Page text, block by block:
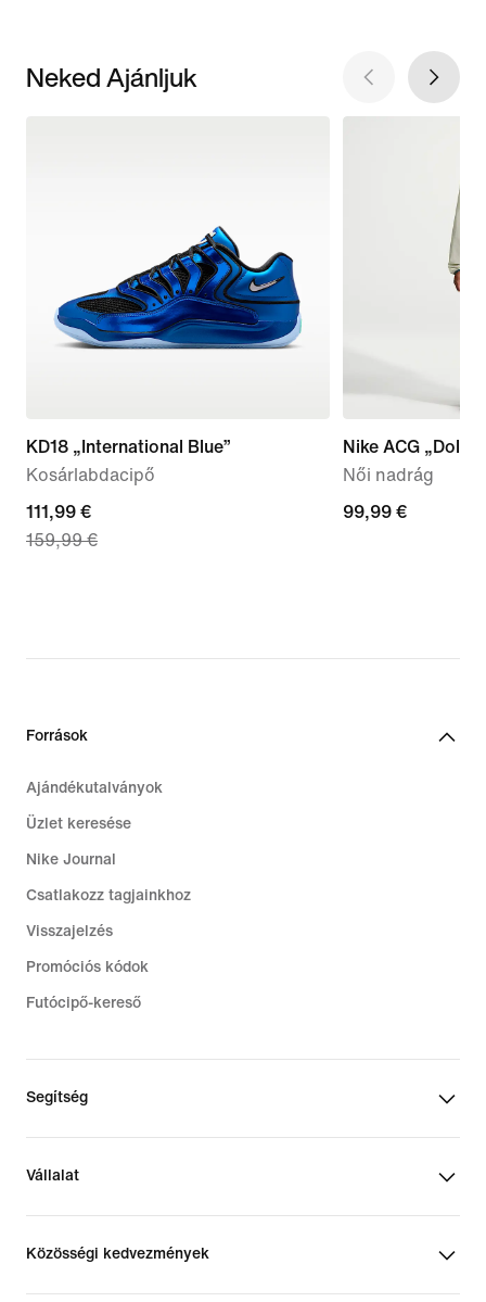
Neked Ajánljuk
KD18 „International Blue”
Kosárlabdacipő
current
price
price
€
111,99 €
159,99 €
Nike ACG
Női nadrág
99,99
99,99 €
Források
Ajándékutalványok
Üzlet keresése
Nike Journal
Csatlakozz tagjainkhoz
Visszajelzés
Promóciós kódok
Futócipő-kereső
Segítség
Vállalat
Közösségi kedvezmények